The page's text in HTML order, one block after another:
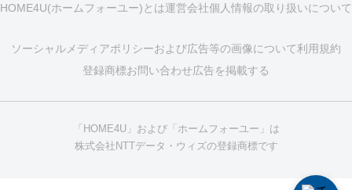
HOME4U(ホームフォーユー)とは運営会社個人情報の取り扱いについて
ソーシャルメディアポリシーおよび広告等の画像について利用規約
登録商標お問い合わせ広告を掲載する
「HOME4U」および「ホームフォーユー」は
株式会社NTTデータ・ウィズの登録商標です